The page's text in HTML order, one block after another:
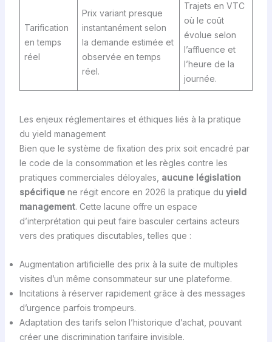
Tarification
en temps
réel
Prix variant presque
instantanément selon
la demande estimée et
observée en temps
réel.
Trajets en VTC
où le coût
évolue selon
l’affluence et
l’heure de la
journée.
Les enjeux réglementaires et éthiques liés à la pratique
du yield management
Bien que le système de fixation des prix soit encadré par
le code de la consommation et les règles contre les
pratiques commerciales déloyales, aucune législation
spécifiquene régit encore en 2026 la pratique du yield
management. Cette lacune offre un espace
d’interprétation qui peut faire basculer certains acteurs
vers des pratiques discutables, telles que :
Augmentation artificielle des prix à la suite de multiples
visites d’un même consommateur sur une plateforme.
Incitations à réserver rapidement grâce à des messages
d’urgence parfois trompeurs.
Adaptation des tarifs selon l’historique d’achat, pouvant
créer une discrimination tarifaire invisible.